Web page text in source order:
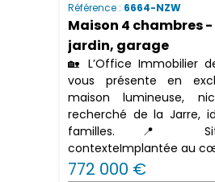
Référence : 6664-NZW
Maison 4 chambres
jardin, garage
🏡 L’Office Immobilier
vous présente en
maison lumineuse,
recherché de la Jarre,
familles. 📍
contexteImplantée au
772 000 €